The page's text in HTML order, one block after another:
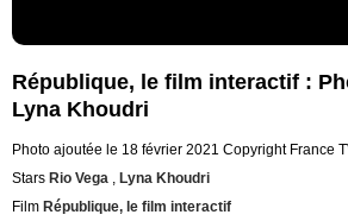
République, le film interactif :
Lyna Khoudri
Photo ajoutée le 18 février 2021 Copyright France
Stars Rio Vega , Lyna Khoudri
Film République, le film interactif